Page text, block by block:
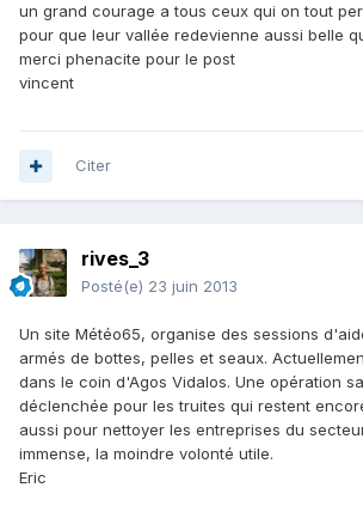
un grand courage a tous ceux qui on tout
pour que leur vallée redevienne aussi belle
merci phenacite pour le post
vincent
Citer
rives_3
Posté(e) 23 juin 2013
Un site Météo65, organise des sessions
armés de bottes, pelles et seaux.
dans le coin d'Agos Vidalos. Une opération
déclenchée pour les truites qui restent
aussi pour nettoyer les entreprises du
immense, la moindre volonté utile.
Eric